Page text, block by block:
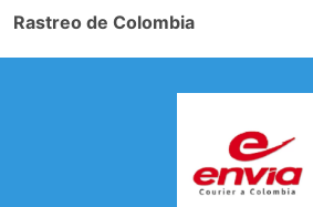
Rastreo de Colombia